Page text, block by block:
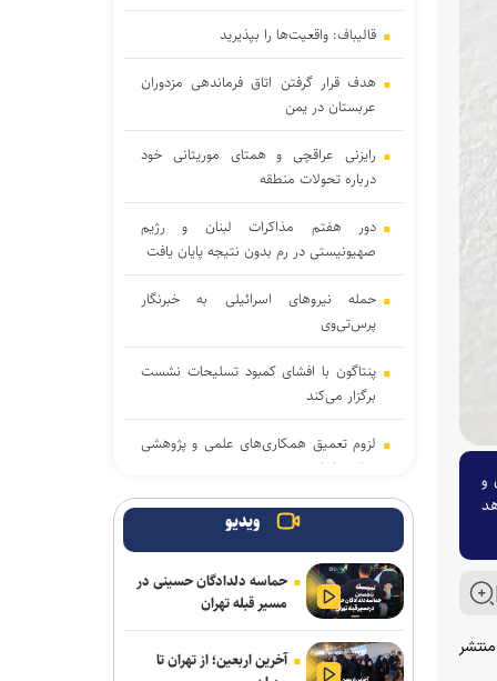
و
قالیباف: واقعیت‌ها را بپذیرید
هدف قرار گرفتن اتاق‌ فرماندهی مزدوران
عربستان در یمن
رایزنی عراقچی و همتای موریتانی خود
درباره تحولات منطقه
دور هفتم مذاکرات لبنان و رژیم
صهیونیستی در رم بدون نتیجه پایان یافت
حمله نیروهای اسرائیلی به خبرنگار
پرس‌تی‌وی
پنتاگون با افشای کمبود تسلیحات نشست
برگزار می‌کند
لزوم تعمیق همکاری‌های علمی و پژوهشی
عراق و ایران
انفجار در حومه دمشق چند کشته و زخمی
حاج‌علی‌اکبری: تحرکات سازمان‌یافته‌ای برای
ترویج برهنگی انجام می‌شود
برگزاری مجمع آژانس انرژی اتمی اوایل
ویدیو
حماسه دلدادگان حسینی در
مسیر قبله تهران
آخرین اربعین؛ از تهران تا